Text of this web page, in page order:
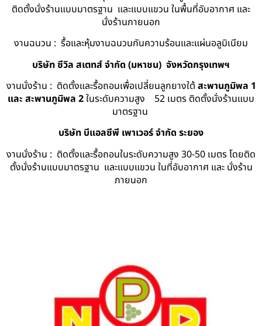
ติดตั้งนั่งร้านแบบมาตรฐาน และแบบแขวน ในพื้นที่อับอากาศ และ
นั่งร้านภายนอก
งานฉนวน : รื้อและหุ้มงานฉนวนกันความร้อนและแผ่นอลูมิเนียม
บริษัท ซีวิล สเตทส์ จำกัด (มหาชน) จังหวัดกรุงเทพฯ
งานนั่งร้าน : ติดตั้งและรื้อถอนเพื่อเปลี่ยนลูกยางใต้ สะพานภูมิพล 1
และ สะพานภูมิพล 2ในระดับความสูง 52 เมตร ติดตั้งนั่งร้านแบบ
มาตรฐาน
บริษัท บีแอลซีพี เพาเวอร์ จำกัด ระยอง
งานนั่งร้าน : ติดตั้งและรื้อถอนในระดับความสูง 30-50 เมตร โดยติด
ตั้งนั่งร้านแบบมาตรฐาน และแบบแขวน ในที่อับอากาศ และ นั่งร้าน
ภายนอก